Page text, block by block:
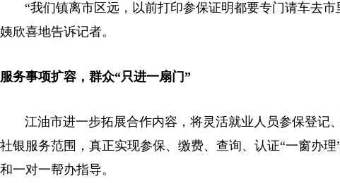
“我们镇离市区远，以前打印参保证明都要专门请车去
姨欣喜地告诉记者。
服务事项扩容，群众“只进一扇门”
江油市进一步拓展合作内容，将灵活就业人员参保登记
社银服务范围，真正实现参保、缴费、查询、认证“一窗办
和一对一帮办指导。